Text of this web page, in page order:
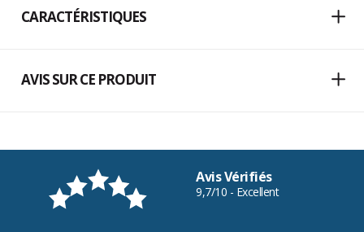
CARACTÉRISTIQUES
AVIS SUR CE PRODUIT
Avis Vérifiés
9,7/10 - Excellent